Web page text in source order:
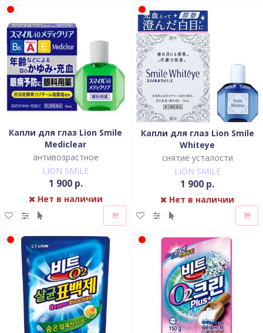
Капли для глаз Lion Smile
Mediclear
антивозрастное
LION SMILE
1 900 р.
Нет в наличии
Капли для глаз Lion Smile
Whiteye
снятие усталости
LION SMILE
1 900 р.
Нет в наличии